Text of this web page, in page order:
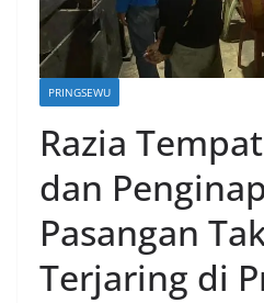
PRINGSEWU
Razia
dan
Pasangan
Terjaring di